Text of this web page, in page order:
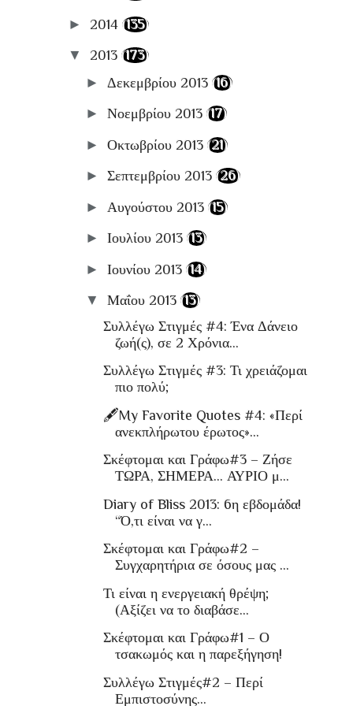
► 2014 (135)
▼ 2013 (173)
► Δεκεμβρίου 2013 (16)
► Νοεμβρίου 2013 (17)
► Οκτωβρίου 2013 (21)
► Σεπτεμβρίου 2013 (26)
► Αυγούστου 2013 (15)
► Ιουλίου 2013 (13)
► Ιουνίου 2013 (14)
▼ Μαΐου 2013 (13)
Συλλέγω Στιγμές #4: Ένα Δάνειο
ζωή(ς), σε 2 Χρόνια...
Συλλέγω Στιγμές #3: Τι χρειάζομαι
πιο πολύ;
🖋My Favorite Quotes #4: «Περί
ανεκπλήρωτου έρωτος»…
Σκέφτομαι και Γράφω#3 – Ζήσε
ΤΩΡΑ, ΣΗΜΕΡΑ… ΑΥΡΙΟ μ...
Diary of Bliss 2013: 6η εβδομάδα!
“Ό,τι είναι να γ...
Σκέφτομαι και Γράφω#2 –
Συγχαρητήρια σε όσους μας ...
Τι είναι η ενεργειακή θρέψη;
(Αξίζει να το διαβάσε...
Σκέφτομαι και Γράφω#1 – Ο
τσακωμός και η παρεξήγηση!
Συλλέγω Στιγμές#2 – Περί
Εμπιστοσύνης…